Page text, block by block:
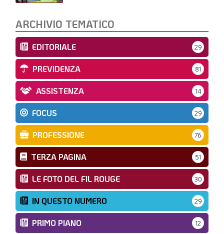
ARCHIVIO TEMATICO
EDITORIALE 29
PREVIDENZA 81
ASSISTENZA 14
FOCUS 29
PROFESSIONE 76
TERZA PAGINA 51
LE FOTO DEL FIL ROUGE 30
IN QUESTO NUMERO 29
PRIMO PIANO 12